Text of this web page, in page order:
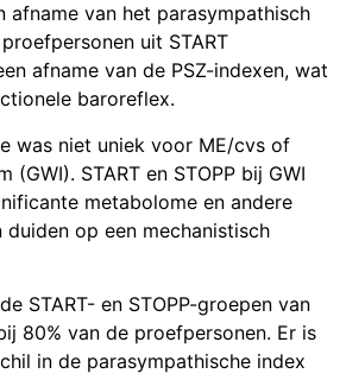
afname van het parasympathisch
uit START
afname van de PSZ-indexen, wat
baroreflex.
was niet uniek voor ME/cvs of
(GWI). START en STOPP bij GWI
metabolome en andere
op een mechanistisch
START- en STOPP-groepen van
80% van de proefpersonen. Er is
in de parasympathische index